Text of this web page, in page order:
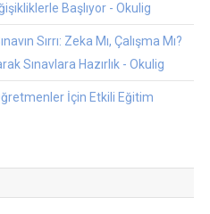
Başlıyor - Okulig
Sırrı: Zeka Mı, Çalışma Mı?
Sınavlara Hazırlık - Okulig
İçin Etkili Eğitim